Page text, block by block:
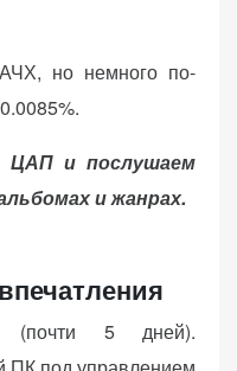
но немного по-
ЦАП и послушаем
и жанрах.
(почти 5 дней).